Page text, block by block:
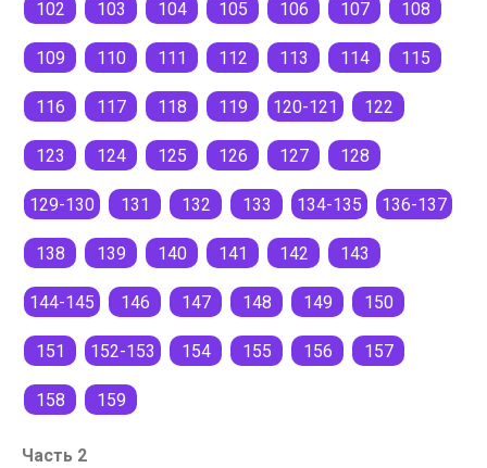
102 103 104 105 106 107 108
109 110 111 112 113 114 115
116 117 118 119 120-121 122
123 124 125 126 127 128
129-130 131 132 133 134-135 136-137
138 139 140 141 142 143
144-145 146 147 148 149 150
151 152-153 154 155 156 157
158 159
Часть 2